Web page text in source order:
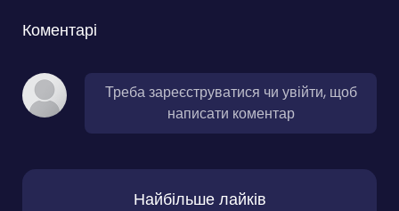
Коментарі
Треба зареєструватися чи увійти, щоб
написати коментар
Найбільше лайків